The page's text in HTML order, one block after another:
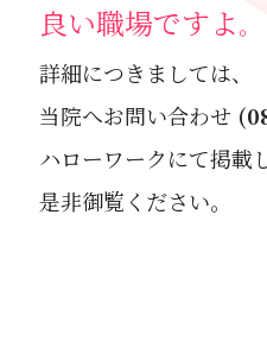
良い職場ですよ。
詳細につきましては、
当院へお問い合わせ
ハローワークにて掲載
是非御覧ください。